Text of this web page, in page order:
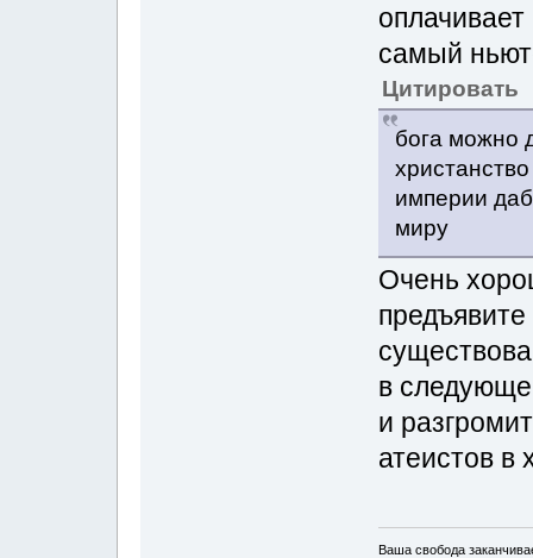
самый
Цитировать
бога можно
империи
миру
Очень
в
и
атеистов в
Ваша свобода